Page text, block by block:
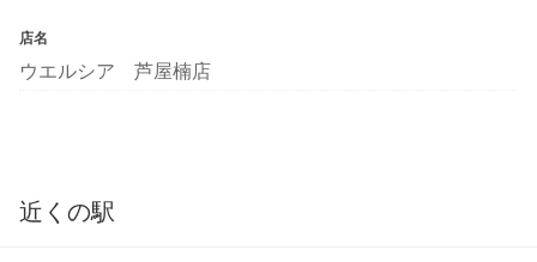
店名
ウエルシア 芦屋楠店
近くの駅